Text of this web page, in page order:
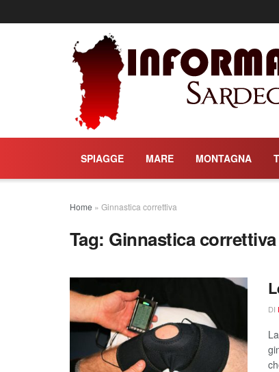
SPIAGGE MARE MONTAGNA
Home » Ginnastica correttiva
Tag: Ginnastica correttiva
DI